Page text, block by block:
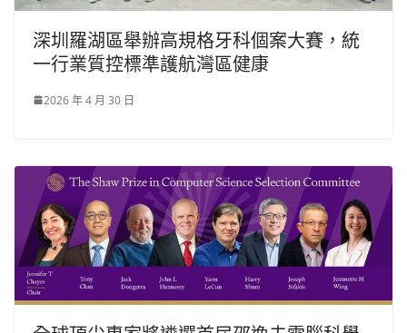
深圳羅湖區舉辦高規格牙科個案大賽，統
一行業質控標準護航灣區健康
2026 年 4 月 30 日